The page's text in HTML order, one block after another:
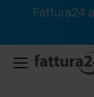
Fattura24